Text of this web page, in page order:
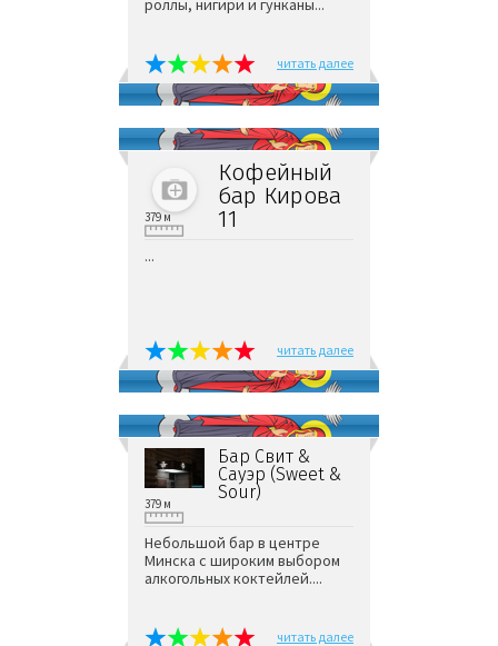
роллы, нигири и гунканы...
читать далее
Кофейный
бар Кирова
11
379 м
...
читать далее
Бар Свит &
Сауэр (Sweet &
Sour)
379 м
Небольшой бар в центре
Минска с широким выбором
алкогольных коктейлей....
читать далее